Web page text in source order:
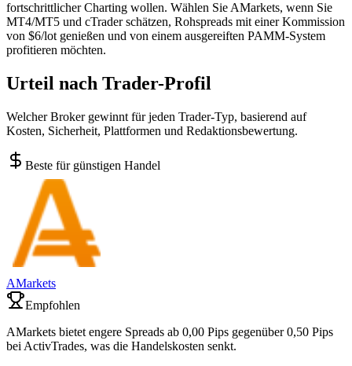
fortschrittlicher Charting wollen. Wählen Sie AMarkets, wenn Sie
MT4/MT5 und cTrader schätzen, Rohspreads mit einer Kommission
von $6/lot genießen und von einem ausgereiften PAMM-System
profitieren möchten.
Urteil nach Trader-Profil
Welcher Broker gewinnt für jeden Trader-Typ, basierend auf
Kosten, Sicherheit, Plattformen und Redaktionsbewertung.
Beste für günstigen Handel
AMarkets
Empfohlen
AMarkets bietet engere Spreads ab 0,00 Pips gegenüber 0,50 Pips
bei ActivTrades, was die Handelskosten senkt.